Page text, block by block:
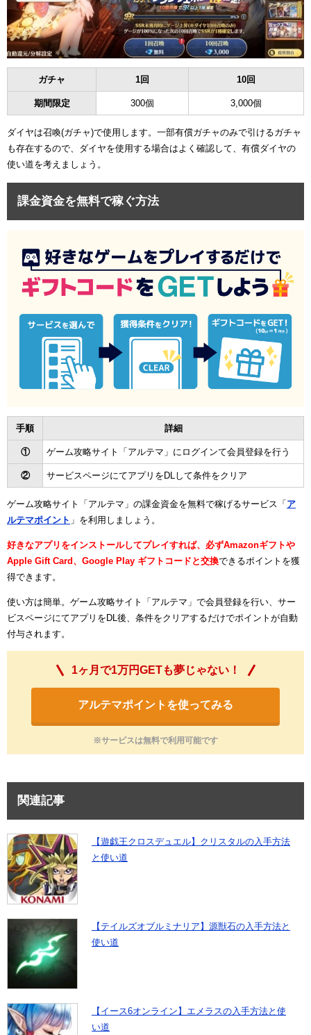
ガチャ 1回 10回
期間限定 300個 3,000個
ダイヤは召喚(ガチャ)で使用します。一部有償ガチャのみで引けるガチャ
も存在するので、ダイヤを使用する場合はよく確認して、有償ダイヤの
使い道を考えましょう。
課金資金を無料で稼ぐ方法
手順 詳細
① ゲーム攻略サイト「アルテマ」にログインて会員登録を行う
② サービスページにてアプリをDLして条件をクリア
ゲーム攻略サイト「アルテマ」の課金資金を無料で稼げるサービス「 ア
ルテマポイント 」を利用しましょう。
好きなアプリをインストールしてプレイすれば、必ずAmazonギフトや
Apple Gift Card、Google Play ギフトコードと交換できるポイントを獲
得できます。
使い方は簡単。ゲーム攻略サイト「アルテマ」で会員登録を行い、サー
ビスページにてアプリをDL後、条件をクリアするだけでポイントが自動
付与されます。
1ヶ月で1万円GETも夢じゃない！
アルテマポイントを使ってみる
※サービスは無料で利用可能です
関連記事
【遊戯王クロスデュエル】クリスタルの入手方法
と使い道
【テイルズオブルミナリア】源獣石の入手方法と
使い道
【イース6オンライン】エメラスの入手方法と使
い道